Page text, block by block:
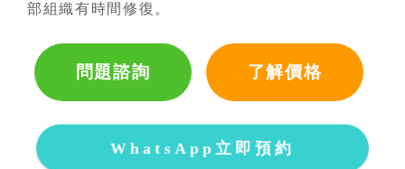
部組織有時間修復。
問題諮詢 了解價格
WhatsApp立即預約